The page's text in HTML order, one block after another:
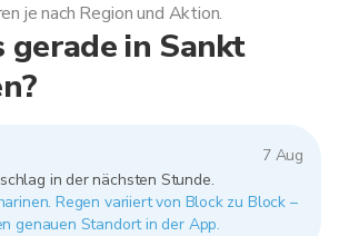
gerade in Sankt
7 Aug
in der nächsten Stunde.
Regen variiert von Block zu Block –
genauen Standort in der App.
je nach Region und Aktion.